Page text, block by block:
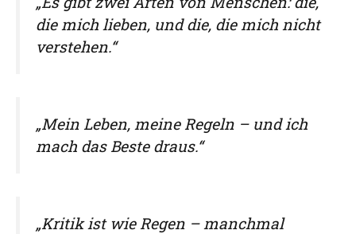
die mich lieben, und die, die mich nicht
verstehen.“
„Mein Leben, meine Regeln – und ich
mach das Beste draus.“
„Kritik ist wie Regen – manchmal